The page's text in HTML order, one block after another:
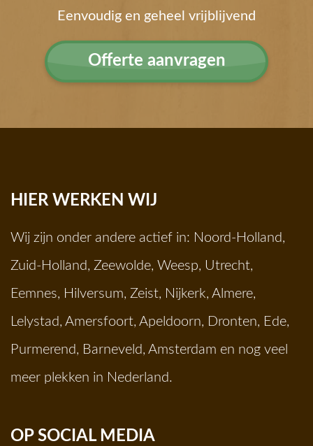
Eenvoudig en geheel vrijblijvend
Offerte aanvragen
HIER WERKEN WIJ
Wij zijn onder andere actief in: Noord-Holland,
Zuid-Holland, Zeewolde, Weesp, Utrecht,
Eemnes, Hilversum, Zeist, Nijkerk, Almere,
Lelystad, Amersfoort, Apeldoorn, Dronten, Ede,
Purmerend, Barneveld, Amsterdam en nog veel
meer plekken in Nederland.
OP SOCIAL MEDIA